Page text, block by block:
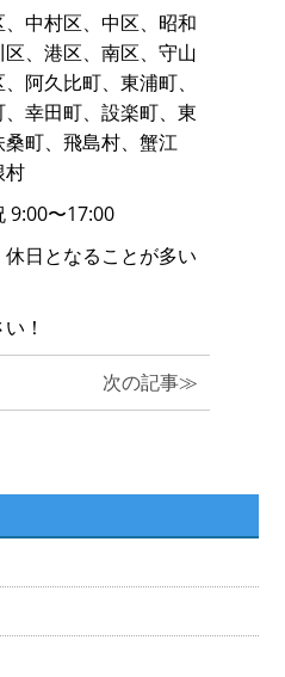
中村区、中区、昭和
、港区、南区、守山
阿久比町、東浦町、
幸田町、設楽町、東
町、飛島村、蟹江
村
9:00〜17:00
日となることが多い
！
次の記事≫